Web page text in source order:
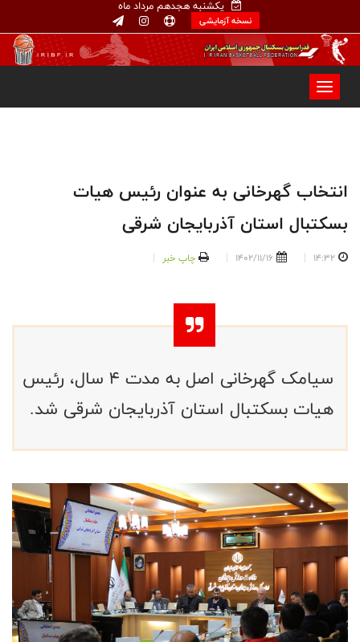
یکشنبه هجدهم مرداد ماه
نسخه آزمایشی
انتخاب گهرخانی به عنوان ‌رئیس هیات
بسکتبال استان آذربایجان شرقی
14:32
1402/11/16 چاپ خبر
سیامک گهرخانی اصل به مدت 4 سال، رئیس‌
هیات بسکتبال استان آذربایجان شرقی شد.